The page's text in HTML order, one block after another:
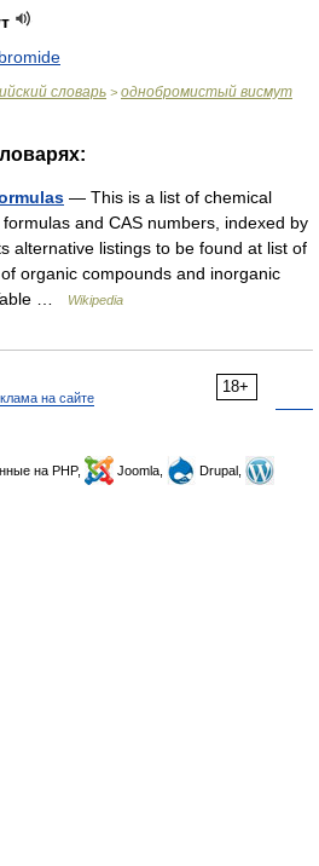
словарь > однобромистый висмут
— This is a list of chemical
and CAS numbers, indexed by
alternative listings to be found at list of
organic compounds and inorganic
…
Wikipedia
18+
на сайте
на PHP, Joomla,
Drupal,